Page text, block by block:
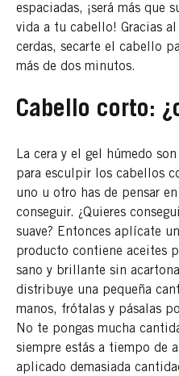
espaciadas, ¡será más que
vida a tu cabello! Gracias
cerdas, secarte el cabello
más de dos minutos.
Cabello corto:
La cera y el gel húmedo
para esculpir los cabellos
uno u otro has de pensar
conseguir. ¿Quieres
suave? Entonces aplícate
producto contiene aceites
sano y brillante sin
distribuye una pequeña
manos, frótalas y pásalas
No te pongas mucha
siempre estás a tiempo de
aplicado demasiada